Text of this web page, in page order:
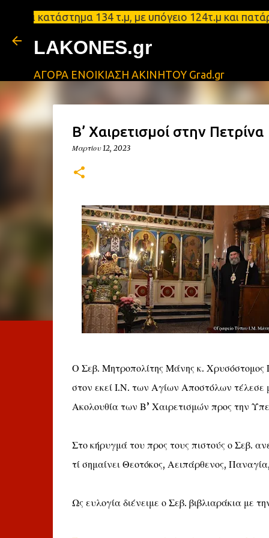
134 τ.μ, με υπόγειο 124τ.μ και
LAKONES.gr
ΑΓΟΡΑ ΕΝΟΙΚΙΑΣΗ ΑΚΙΝΗΤΟΥ Grad.gr
Β’ Χαιρετισμοί στην Πετρίνα
Μαρτίου 12, 2023
Ο Σεβ. Μητροπολίτης Μάνης κ. Χρυσόστομος
στον εκεί Ι.Ν. των Αγίων Αποστόλων τέλεσε
Ακολουθία των Β’ Χαιρετισμών προς την
Στο κήρυγμά του προς τους πιστούς ο Σεβ.
τί σημαίνει Θεοτόκος, Αειπάρθενος,
Ως ευλογία διένειμε ο Σεβ. βιβλιαράκια με